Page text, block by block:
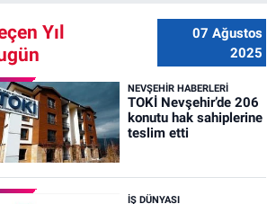
Yıl
07 Ağustos
2025
NEVŞEHIR HABERLERI
TOKİ Nevşehir’de 206
konutu hak sahiplerine
teslim etti
İŞ DÜNYASI